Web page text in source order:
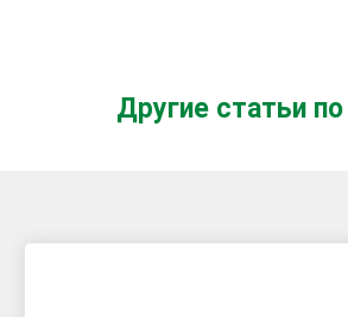
Другие статьи